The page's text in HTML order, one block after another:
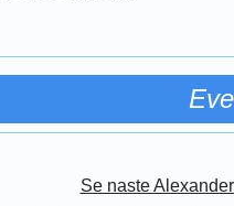
Se naste